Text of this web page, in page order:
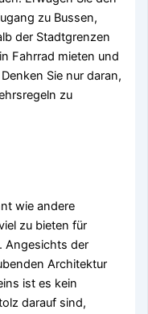
zu Bussen,
der Stadtgrenzen
Fahrrad mieten und
Sie nur daran,
zu
wie andere
zu bieten für
Angesichts der
Architektur
ist es kein
darauf sind,